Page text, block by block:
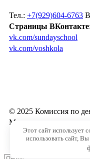
Тел.: +7(929)604-6763
Страницы
vk.com/sundayschool
vk.com/voshkola
© 2025 Комиссия по
Москвы
Этот сайт использует
использовать сайт,